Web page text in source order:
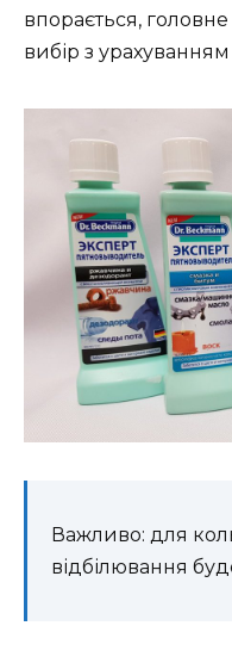
впорається,
вибір з урахуванням
Важливо: для
відбілювання